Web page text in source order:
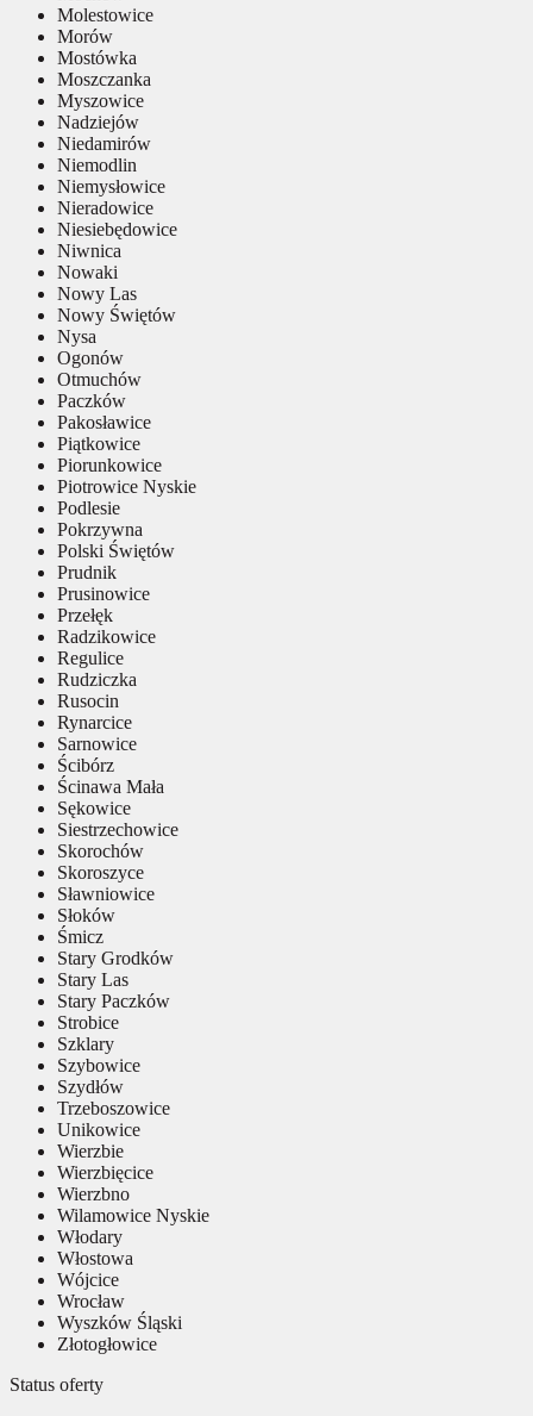
Molestowice
Morów
Mostówka
Moszczanka
Myszowice
Nadziejów
Niedamirów
Niemodlin
Niemysłowice
Nieradowice
Niesiebędowice
Niwnica
Nowaki
Nowy Las
Nowy Świętów
Nysa
Ogonów
Otmuchów
Paczków
Pakosławice
Piątkowice
Piorunkowice
Piotrowice Nyskie
Podlesie
Pokrzywna
Polski Świętów
Prudnik
Prusinowice
Przełęk
Radzikowice
Regulice
Rudziczka
Rusocin
Rynarcice
Sarnowice
Ścibórz
Ścinawa Mała
Sękowice
Siestrzechowice
Skorochów
Skoroszyce
Sławniowice
Słoków
Śmicz
Stary Grodków
Stary Las
Stary Paczków
Strobice
Szklary
Szybowice
Szydłów
Trzeboszowice
Unikowice
Wierzbie
Wierzbięcice
Wierzbno
Wilamowice Nyskie
Włodary
Włostowa
Wójcice
Wrocław
Wyszków Śląski
Złotogłowice
Status oferty